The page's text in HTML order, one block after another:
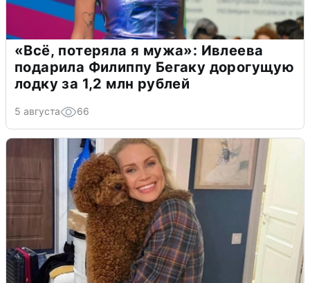
«Всё, потеряла я мужа»: Ивлеева
подарила Филиппу Бегаку дорогущую
лодку за 1,2 млн рублей
5 августа 66